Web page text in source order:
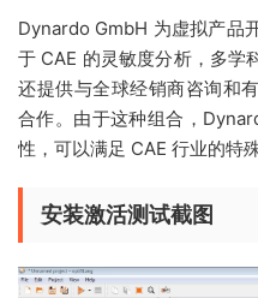
Dynardo GmbH 为虚拟产品
于 CAE 的灵敏度分析，多学
还提供与全球经销商咨询和
合作。由于这种组合，
性，可以满足 CAE 行业的特
安装激活测试截图